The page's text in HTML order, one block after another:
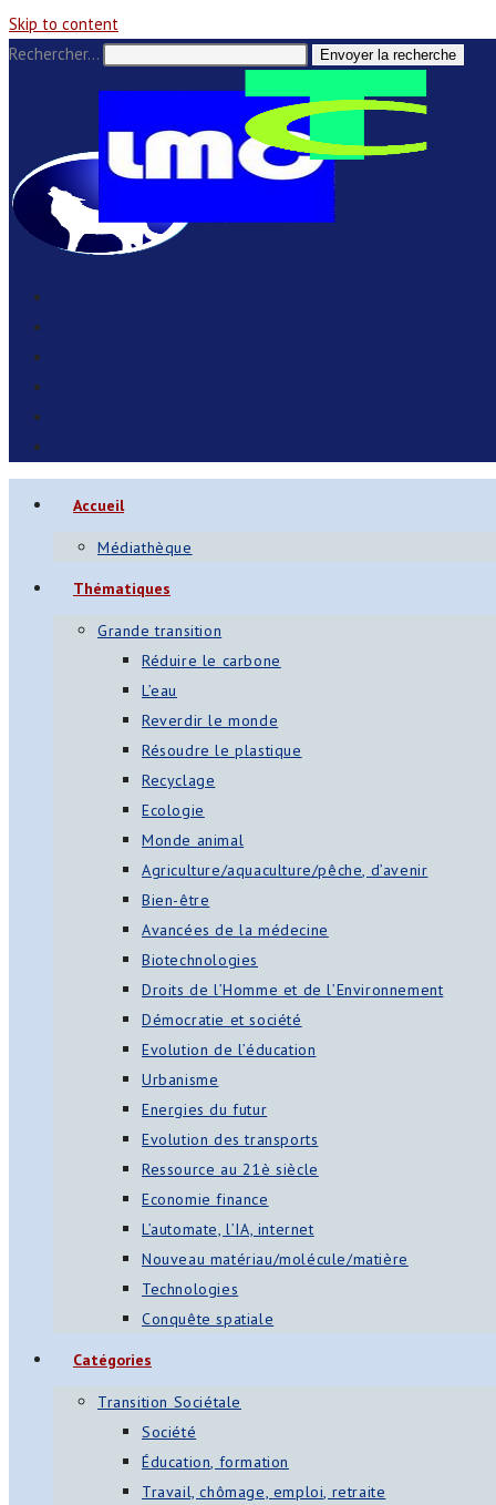
Skip to content
Rechercher…
Envoyer la recherche
Accueil
Médiathèque
Thématiques
Grande transition
Réduire le carbone
L’eau
Reverdir le monde
Résoudre le plastique
Recyclage
Ecologie
Monde animal
Agriculture/aquaculture/pêche, d’avenir
Bien-être
Avancées de la médecine
Biotechnologies
Droits de l’Homme et de l’Environnement
Démocratie et société
Evolution de l’éducation
Urbanisme
Energies du futur
Evolution des transports
Ressource au 21è siècle
Economie finance
L’automate, l’IA, internet
Nouveau matériau/molécule/matière
Technologies
Conquête spatiale
Catégories
Transition Sociétale
Société
Éducation, formation
Travail, chômage, emploi, retraite